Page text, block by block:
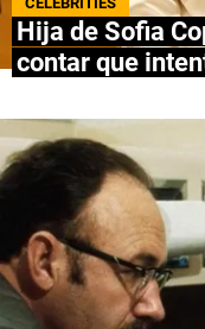
NETFLIX
APPLE TV+
MÚSICA
CELEBRITIES
PASATIEMPOS
Hija de Sofia
contar que